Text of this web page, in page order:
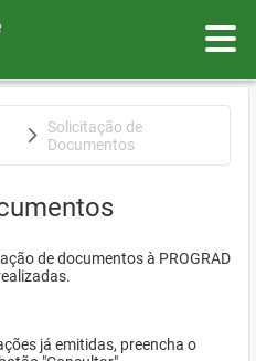
Solicitação de
Documentos
de documentos à PROGRAD
já emitidas, preencha o